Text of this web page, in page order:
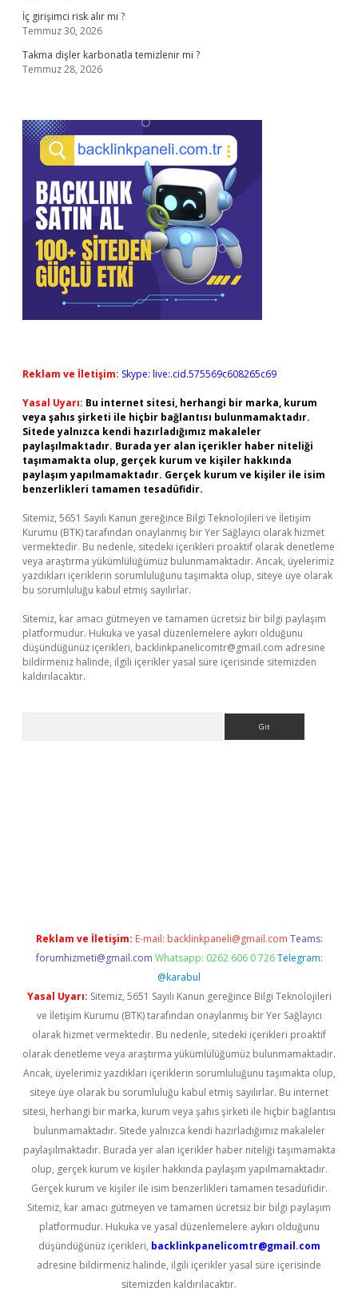
İç girişimci risk alır mı ?
Temmuz 30, 2026
Takma dişler karbonatla temizlenir mi ?
Temmuz 28, 2026
Reklam ve İletişim: Skype: live:.cid.575569c608265c69
Yasal Uyarı: Bu internet sitesi, herhangi bir marka, kurum
veya şahıs şirketi ile hiçbir bağlantısı bulunmamaktadır.
Sitede yalnızca kendi hazırladığımız makaleler
paylaşılmaktadır. Burada yer alan içerikler haber niteliği
taşımamakta olup, gerçek kurum ve kişiler hakkında
paylaşım yapılmamaktadır. Gerçek kurum ve kişiler ile isim
benzerlikleri tamamen tesadüfidir.
Sitemiz, 5651 Sayılı Kanun gereğince Bilgi Teknolojileri ve İletişim
Kurumu (BTK) tarafından onaylanmış bir Yer Sağlayıcı olarak hizmet
vermektedir. Bu nedenle, sitedeki içerikleri proaktif olarak denetleme
veya araştırma yükümlülüğümüz bulunmamaktadır. Ancak, üyelerimiz
yazdıkları içeriklerin sorumluluğunu taşımakta olup, siteye üye olarak
bu sorumluluğu kabul etmiş sayılırlar.
Sitemiz, kar amacı gütmeyen ve tamamen ücretsiz bir bilgi paylaşım
platformudur. Hukuka ve yasal düzenlemelere aykırı olduğunu
düşündüğünüz içerikleri, backlinkpanelicomtr@gmail.com adresine
bildirmeniz halinde, ilgili içerikler yasal süre içerisinde sitemizden
kaldırılacaktır.
Reklam ve İletişim: E-mail: backlinkpaneli@gmail.com Teams:
forumhizmeti@gmail.com Whatsapp: 0262 606 0 726 Telegram:
@karabul
Yasal Uyarı: Sitemiz, 5651 Sayılı Kanun gereğince Bilgi Teknolojileri
ve İletişim Kurumu (BTK) tarafından onaylanmış bir Yer Sağlayıcı
olarak hizmet vermektedir. Bu nedenle, sitedeki içerikleri proaktif
olarak denetleme veya araştırma yükümlülüğümüz bulunmamaktadır.
Ancak, üyelerimiz yazdıkları içeriklerin sorumluluğunu taşımakta olup,
siteye üye olarak bu sorumluluğu kabul etmiş sayılırlar. Bu internet
sitesi, herhangi bir marka, kurum veya şahıs şirketi ile hiçbir bağlantısı
bulunmamaktadır. Sitede yalnızca kendi hazırladığımız makaleler
paylaşılmaktadır. Burada yer alan içerikler haber niteliği taşımamakta
olup, gerçek kurum ve kişiler hakkında paylaşım yapılmamaktadır.
Gerçek kurum ve kişiler ile isim benzerlikleri tamamen tesadüfidir.
Sitemiz, kar amacı gütmeyen ve tamamen ücretsiz bir bilgi paylaşım
platformudur. Hukuka ve yasal düzenlemelere aykırı olduğunu
düşündüğünüz içerikleri, backlinkpanelicomtr@gmail.com
adresine bildirmeniz halinde, ilgili içerikler yasal süre içerisinde
sitemizden kaldırılacaktır.